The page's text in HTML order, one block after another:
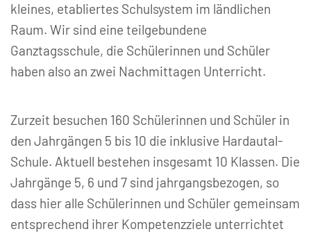
kleines, etabliertes Schulsystem im ländlichen
Raum. Wir sind eine teilgebundene
Ganztagsschule, die Schülerinnen und Schüler
haben also an zwei Nachmittagen Unterricht.
Zurzeit besuchen 160 Schülerinnen und Schüler in
den Jahrgängen 5 bis 10 die inklusive Hardautal-
Schule. Aktuell bestehen insgesamt 10 Klassen. Die
Jahrgänge 5, 6 und 7 sind jahrgangsbezogen, so
dass hier alle Schülerinnen und Schüler gemeinsam
entsprechend ihrer Kompetenzziele unterrichtet